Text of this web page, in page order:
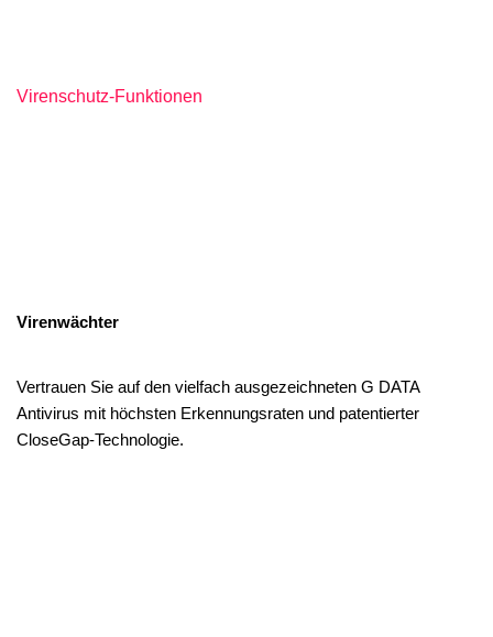
Virenschutz-Funktionen
Virenwächter
Vertrauen Sie auf den vielfach ausgezeichneten G DATA
Antivirus mit höchsten Erkennungsraten und patentierter
CloseGap-Technologie.